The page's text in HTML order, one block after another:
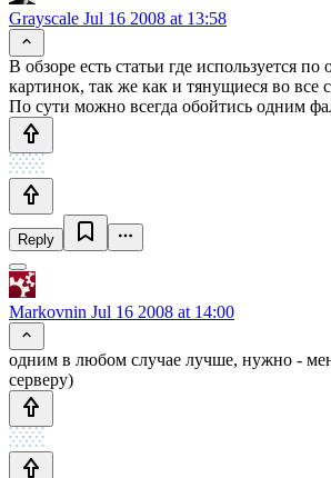
Grayscale Jul 16 2008 at 13:58
В обзоре есть статьи где используется
картинок, так же как и тянущиеся во все
По сути можно всегда обойтись одним
Reply
Markovnin Jul 16 2008 at 14:00
одним в любом случае лучше, нужно -
серверу)